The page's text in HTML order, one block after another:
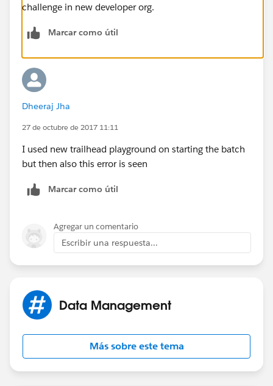
challenge in new developer org.
Marcar como útil
Dheeraj Jha
27 de octubre de 2017 11:11
I used new trailhead playground on starting the batch
but then also this error is seen
Marcar como útil
Agregar un comentario
Escribir una respuesta...
Data Management
Más sobre este tema